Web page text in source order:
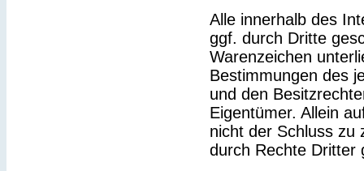
Alle innerhalb des
ggf. durch Dritte
Warenzeichen
Bestimmungen des
und den
Eigentümer. Allein
nicht der Schluss zu
durch Rechte Dritter